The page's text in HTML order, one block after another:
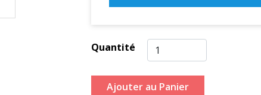
Quantité
Ajouter au Panier